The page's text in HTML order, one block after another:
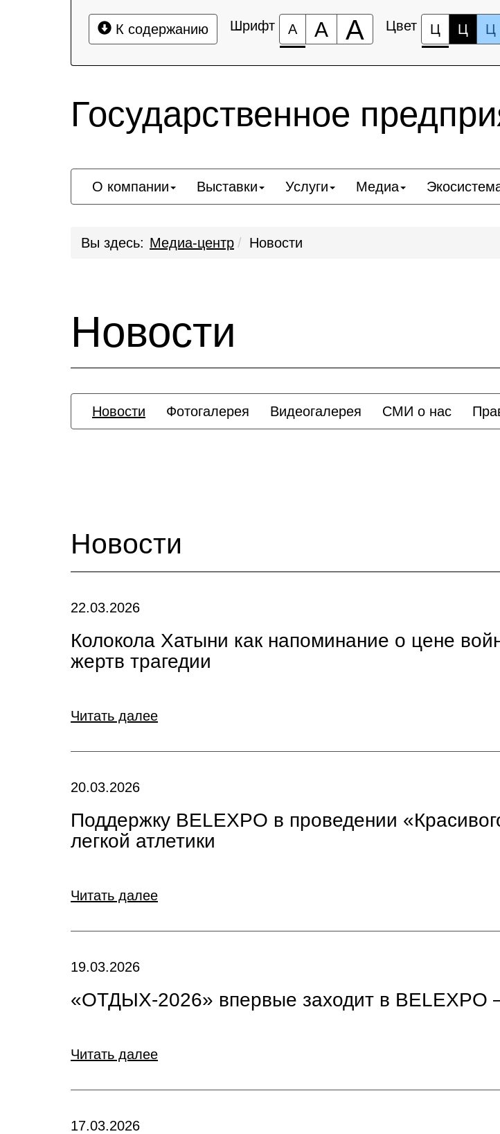
К содержанию Шрифт А А А Цвет Ц Ц Ц
Государственное
О компании Выставки Услуги Медиа
Вы здесь: Медиа-центр Новости
Новости
Новости Фотогалерея Видеогалерея СМИ о нас
Новости
22.03.2026
Колокола Хатыни как напоминание о цене
жертв трагедии
Читать далее
20.03.2026
Поддержку BELEXPO в проведении
легкой атлетики
Читать далее
19.03.2026
«ОТДЫХ-2026» впервые заходит в BELEXPO
Читать далее
17.03.2026